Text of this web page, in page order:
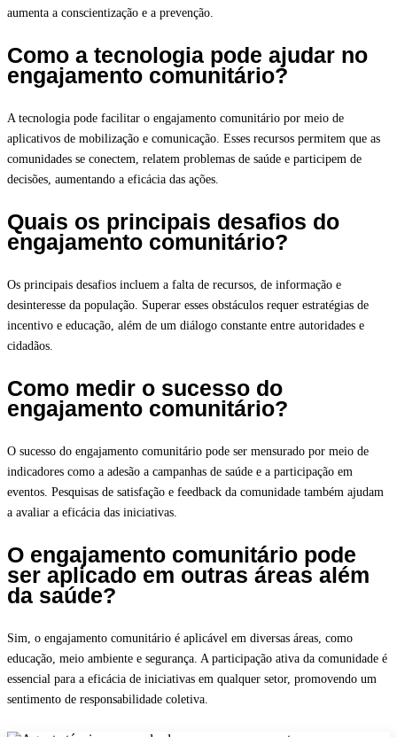
aumenta a conscientização e a prevenção.
Como a tecnologia pode ajudar no
engajamento comunitário?
A tecnologia pode facilitar o engajamento comunitário por meio de
aplicativos de mobilização e comunicação. Esses recursos permitem que as
comunidades se conectem, relatem problemas de saúde e participem de
decisões, aumentando a eficácia das ações.
Quais os principais desafios do
engajamento comunitário?
Os principais desafios incluem a falta de recursos, de informação e
desinteresse da população. Superar esses obstáculos requer estratégias de
incentivo e educação, além de um diálogo constante entre autoridades e
cidadãos.
Como medir o sucesso do
engajamento comunitário?
O sucesso do engajamento comunitário pode ser mensurado por meio de
indicadores como a adesão a campanhas de saúde e a participação em
eventos. Pesquisas de satisfação e feedback da comunidade também ajudam
a avaliar a eficácia das iniciativas.
O engajamento comunitário pode
ser aplicado em outras áreas além
da saúde?
Sim, o engajamento comunitário é aplicável em diversas áreas, como
educação, meio ambiente e segurança. A participação ativa da comunidade é
essencial para a eficácia de iniciativas em qualquer setor, promovendo um
sentimento de responsabilidade coletiva.